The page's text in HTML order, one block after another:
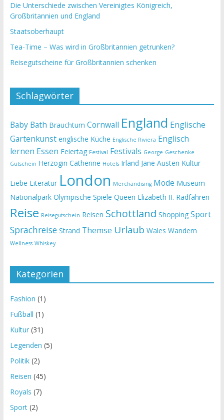
Die Unterschiede zwischen Vereinigtes Königreich,
Großbritannien und England
Staatsoberhaupt
Tea-Time – Was wird in Großbritannien getrunken?
Reisegutscheine für Großbritannien schenken
Schlagwörter
Baby Bath Brauchtum Cornwall England Englische
Gartenkunst englische Küche Englische Riviera Englisch
lernen Essen Feiertag Festival Festivals George Geschenke
Gutschein Herzogin Catherine Hotels Irland Jane Austen Kultur
Liebe Literatur London Merchandising Mode Museum
Nationalpark Olympische Spiele Queen Elizabeth II. Radfahren
Reise Reisegutschein Reisen Schottland Shopping Sport
Sprachreise Strand Themse Urlaub Wales Wandern
Wellness Whiskey
Kategorien
Fashion (1)
Fußball (1)
Kultur(31)
Legenden (5)
Politik(2)
Reisen (45)
Royals (7)
Sport(2)